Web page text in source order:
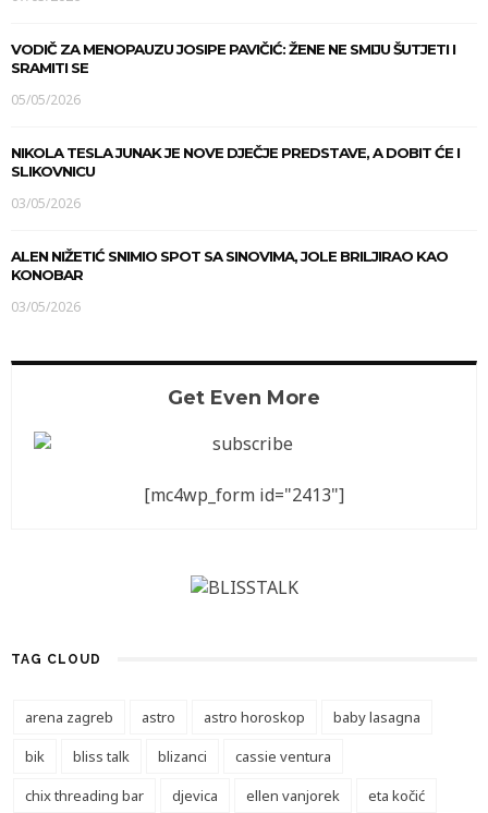
VODIČ ZA MENOPAUZU JOSIPE PAVIČIĆ: ŽENE NE SMIJU ŠUTJETI I
SRAMITI SE
05/05/2026
NIKOLA TESLA JUNAK JE NOVE DJEČJE PREDSTAVE, A DOBIT ĆE I
SLIKOVNICU
03/05/2026
ALEN NIŽETIĆ SNIMIO SPOT SA SINOVIMA, JOLE BRILJIRAO KAO
KONOBAR
03/05/2026
Get Even More
[mc4wp_form id="2413"]
TAG CLOUD
arena zagreb astro astro horoskop
baby lasagna
bik
bliss talk blizanci
cassie ventura
chix threading bar
djevica ellen vanjorek
eta kočić